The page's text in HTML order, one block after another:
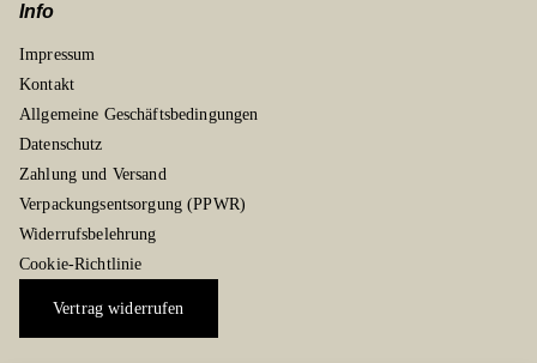
Info
Impressum
Kontakt
Allgemeine Geschäftsbedingungen
Datenschutz
Zahlung und Versand
Verpackungsentsorgung (PPWR)
Widerrufsbelehrung
Cookie-Richtlinie
Vertrag widerrufen